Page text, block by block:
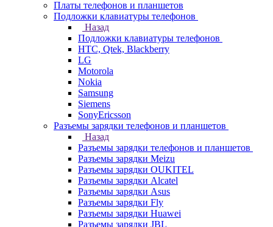
Платы телефонов и планшетов
Подложки клавиатуры телефонов
Назад
Подложки клавиатуры телефонов
HTC, Qtek, Blackberry
LG
Motorola
Nokia
Samsung
Siemens
SonyEricsson
Разъемы зарядки телефонов и планшетов
Назад
Разъемы зарядки телефонов и планшетов
Разъемы зарядки Meizu
Разъемы зарядки OUKITEL
Разъемы зарядки Alcatel
Разъемы зарядки Asus
Разъемы зарядки Fly
Разъемы зарядки Huawei
Разъемы зарядки JBL